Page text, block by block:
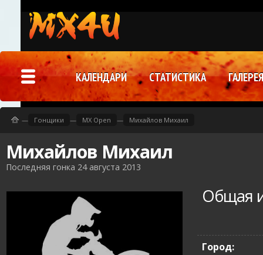
Михайлов Михаил
Последняя гонка 24 августа 2013
Общая
Город:
— Гонщики — MX Open — Михайлов Михаил
КАЛЕНДАРИ СТАТИСТИКА ГАЛЕРЕЯ